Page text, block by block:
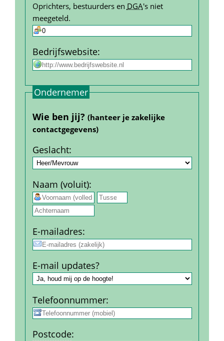
Oprichters, bestuurders en DGA's niet
meegeteld.
Bedrijfs­website:
Ondernemer
Wie ben jij? (hanteer je zakelijke
contact­gegevens)
Geslacht:
Naam (voluit):
E-mail­adres:
E-mail updates?
Telefoon­nummer:
Post­code: